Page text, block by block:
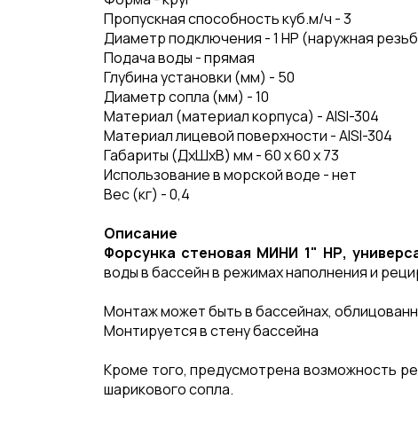
Пропускная способность куб.м/ч - 3
Диаметр подключения - 1 НР (наружная
Подача воды - прямая
Глубина установки (мм) - 50
Диаметр сопла (мм) - 10
Материал (материал корпуса) - AISI-304
Материал лицевой поверхности - AISI-304
Габариты (ДхШхВ) мм - 60 х 60 х 73
Использование в морской воде - нет
Вес (кг) - 0,4
Описание
Форсунка стеновая МИНИ 1" НР,
воды в бассейн в режимах наполнения и
Монтаж может быть в бассейнах,
Монтируется в стену бассейна
Кроме того, предусмотрена возможность
шарикового сопла.